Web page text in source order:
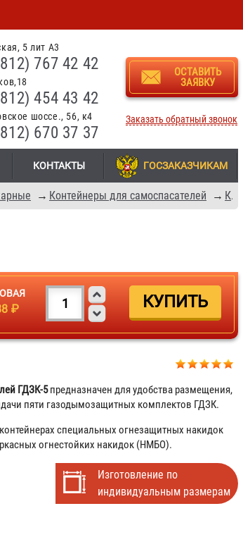
5 лит А3
767 42 42
454 43 42
шоссе., 56, к4
670 37 37
ОСТАВИТЬ
ЗАЯВКУ
Заказать обратный звонок
КОНТАКТЫ ГОСЗАКАЗЧИКАМ
→ Контейнеры для самоспасателей → Контейнеры ГДЗК-У
₽
ГДЗК-5предназначен для удобства размещения,
пяти газодымозащитных комплектов ГДЗК.
специальных огнезащитных накидок
огнестойких накидок (НМБО).
Изготовление по
индивидуальным размерам
Газодымозащитный комплект
ЗЕВС 30У (ГДЗК-У)
5 525 ₽